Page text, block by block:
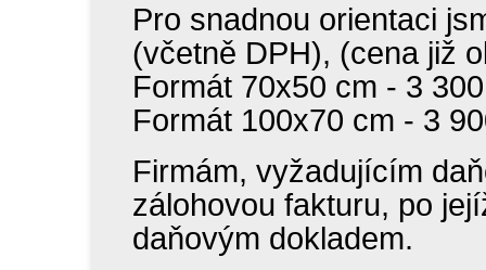
Pro snadnou orientaci
(včetně DPH), (cena již
Formát 70x50 cm - 3
Formát 100x70 cm - 3
Firmám, vyžadujícím
zálohovou fakturu, po
daňovým dokladem.